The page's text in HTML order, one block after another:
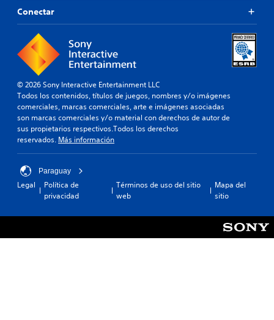
Conectar
© 2026 Sony Interactive Entertainment LLC
Todos los contenidos, títulos de juegos, nombres y/o imágenes
comerciales, marcas comerciales, arte e imágenes asociadas
son marcas comerciales y/o material con derechos de autor de
sus propietarios respectivos.Todos los derechos
reservados. Más información
Paraguay
Legal
Política de
privacidad
Términos de uso del sitio
web
Mapa del
sitio